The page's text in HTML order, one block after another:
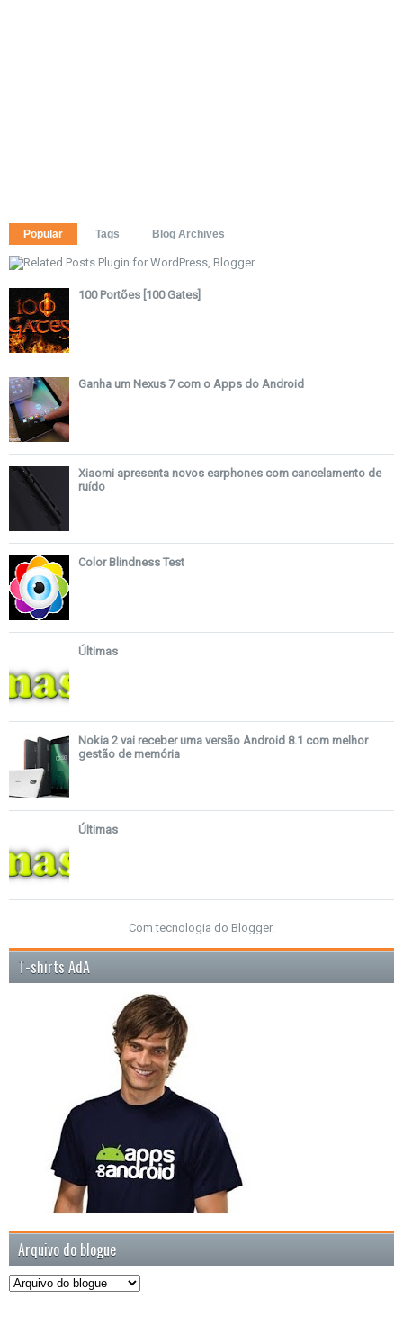
Popular Tags Blog Archives
100 Portões [100 Gates]
Ganha um Nexus 7 com o Apps do Android
Xiaomi apresenta novos earphones com cancelamento de
ruído
Color Blindness Test
Últimas
Nokia 2 vai receber uma versão Android 8.1 com melhor
gestão de memória
Últimas
Com tecnologia do Blogger.
T-shirts AdA
Arquivo do blogue